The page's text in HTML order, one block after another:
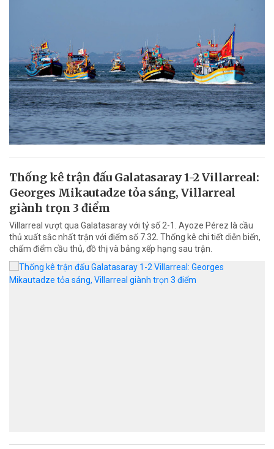
Thống kê trận đấu Galatasaray 1-2 Villarreal:
Georges Mikautadze tỏa sáng, Villarreal
giành trọn 3 điểm
Villarreal vượt qua Galatasaray với tỷ số 2-1. Ayoze Pérez là cầu
thủ xuất sắc nhất trận với điểm số 7.32. Thống kê chi tiết diễn biến,
chấm điểm cầu thủ, đồ thị và bảng xếp hạng sau trận.